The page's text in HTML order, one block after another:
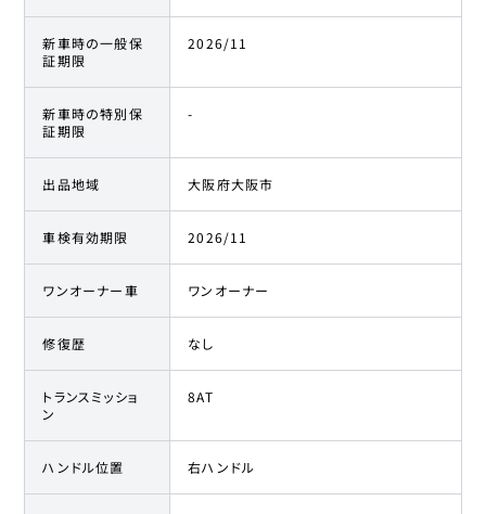
新車時の一般保
証期限
2026/11
新車時の特別保
証期限
-
出品地域 大阪府大阪市
車検有効期限 2026/11
ワンオーナー車 ワンオーナー
修復歴 なし
トランスミッショ
ン
8AT
ハンドル位置 右ハンドル